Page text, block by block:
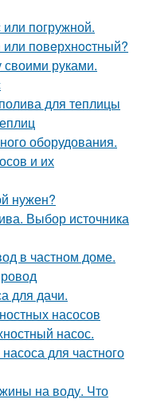
погружной.
пoвeрхнocтный?
своими руками.
для теплицы
оборудования.
и их
нужен?
Выбор источника
в частном доме.
для дачи.
насосов
насос.
для частного
на воду. Что